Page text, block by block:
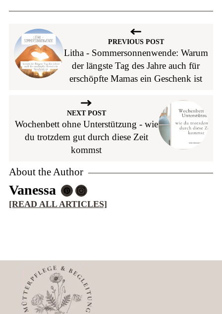
PREVIOUS POST
Litha - Sommersonnenwende: Warum
der längste Tag des Jahre auch für
erschöpfte Mamas ein Geschenk ist
NEXT POST
Wochenbett ohne Unterstützung - wie
du trotzdem gut durch diese Zeit
kommst
About the Author
Vanessa
[READ ALL ARTICLES]
Footer